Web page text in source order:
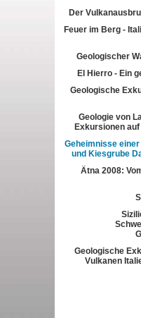
Der
Feuer im Berg -
Geologischer
El Hierro - Ein
Geologische
Geologie von
Exkursionen auf
Geheimnisse
und Kiesgrube
Ätna 2008:
Geologische
Vulkanen